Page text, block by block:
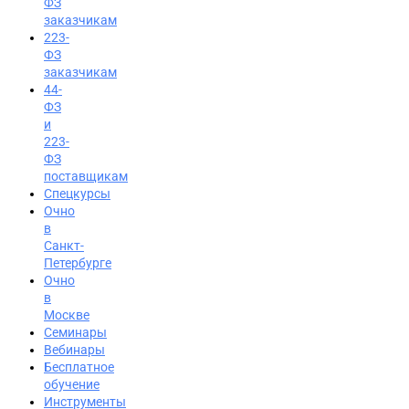
Вход на портал
8 (800) 200-24-26
заказчикам
223-
ФЗ
заказчикам
44-
ФЗ
и
223-
ФЗ
поставщикам
Спецкурсы
Очно
в
Санкт-
Петербурге
Очно
в
Москве
Семинары
Вебинары
Бесплатное
обучение
Инструменты